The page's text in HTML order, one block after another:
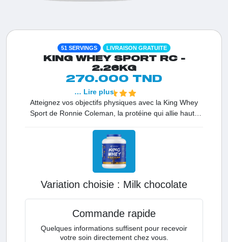
51 SERVINGS LIVRAISON GRATUITE
KING WHEY SPORT RC -
2.26KG
270.000 TND
Atteignez vos objectifs physiques avec la King Whey
Sport de Ronnie Coleman, la protéine qui allie haute
construire du muscle efficacement grâce à une source
de whey protéine de premier choix.
… Lire plus
Variation choisie : milk chocolate
Commande rapide
Quelques informations suffisent pour recevoir
votre soin directement chez vous.